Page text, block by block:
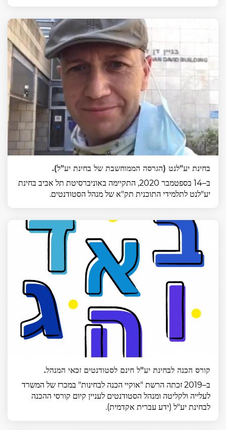
בחינת יע"לנט (הגרסה הממוחשבת של בחינת יע"ל).
ב–14 בספטמבר 2020, התקיימה באוניברסיטת תל אביב בחינת
יע"לנט לתלמידי התוכנית תק"א של מנהל הסטודנטים.
קורס הכנה לבחינת יע"ל חינם לסטודנטים זכאי המנהל.
ב–2019 זכתה הרשת "אוקיי הכנה לבחינות" במכרז של המשרד
לעלייה ולקליטה ומנהל הסטודנטים לעניין קיום קורסי ההכנה
לבחינת יע"ל (ידע עברית אקדמית).